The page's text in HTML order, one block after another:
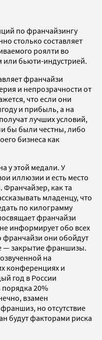
по франчайзингу
столько составляет
роялти во
или бьюти-индустрией.
франчайзи
и непрозрачности от
что если они
и прибыль, а на
лучших условий,
бы были честны, либо
бизнеса как
у этой медали. У
иллюзии и есть место
как та
младенцу, что
по килограмму
франчайзи
информирует обо всех
франчайзи они обойдут
— закрытие франшизы.
на
конференциях и
год в России
20%
взамен
но отсутствие
будут факторами риска